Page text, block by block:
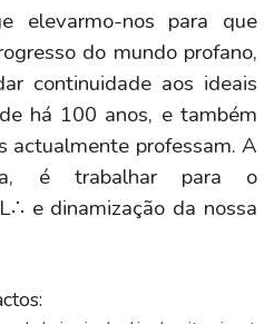
elevarmo-nos para que
do mundo profano,
continuidade aos ideais
há 100 anos, e também
actualmente professam. A
é trabalhar para o
e dinamização da nossa